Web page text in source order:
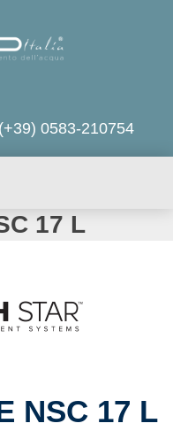
(+39) 0583-210754
17 L
NSC 17 L